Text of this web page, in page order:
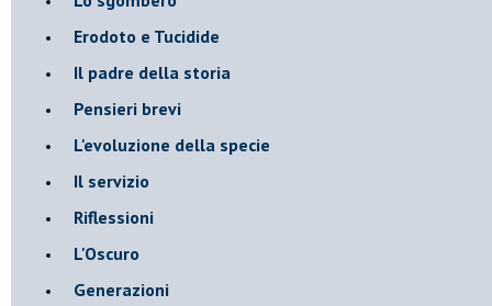
Erodoto e Tucidide
Il padre della storia
Pensieri brevi
L'evoluzione della specie
Il servizio
Riflessioni
L'Oscuro
Generazioni